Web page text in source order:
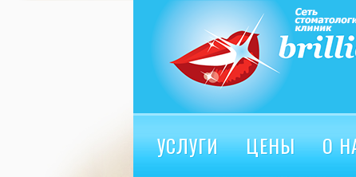
УСЛУГИ ЦЕНЫ О